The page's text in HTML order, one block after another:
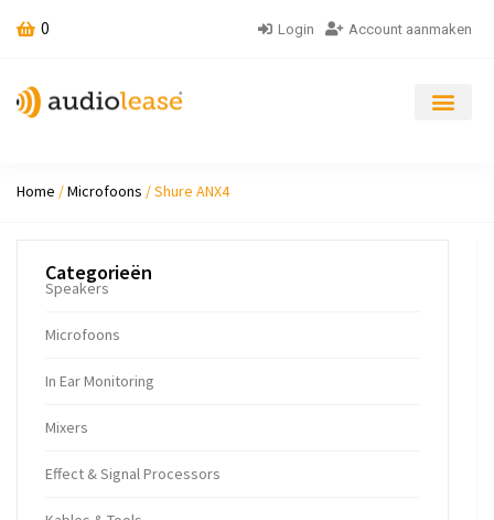
0 Login Account aanmaken
Home /Microfoons / Shure ANX4
Categorieën
Speakers
Microfoons
In Ear Monitoring
Mixers
Ef­fect & Sig­nal Pro­cessors